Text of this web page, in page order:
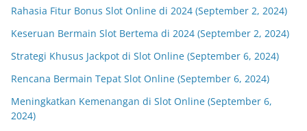
Rahasia Fitur Bonus Slot Online di 2024 (September 2, 2024)
Keseruan Bermain Slot Bertema di 2024 (September 2, 2024)
Strategi Khusus Jackpot di Slot Online (September 6, 2024)
Rencana Bermain Tepat Slot Online (September 6, 2024)
Meningkatkan Kemenangan di Slot Online (September 6,
2024)